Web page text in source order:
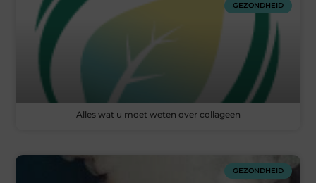
GEZONDHEID
Alles wat u moet weten over collageen
GEZONDHEID